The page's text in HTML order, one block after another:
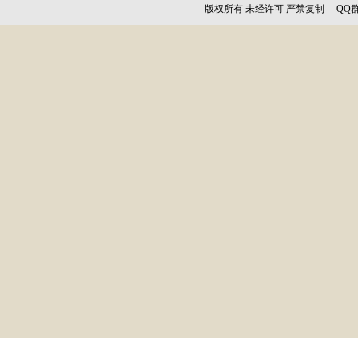
版权所有 未经许可 严禁复制 QQ群